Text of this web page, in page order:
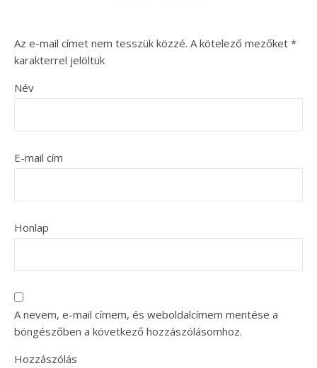
Az e-mail címet nem tesszük közzé. A kötelező mezőket *
karakterrel jelöltük
Név
E-mail cím
Honlap
A nevem, e-mail címem, és weboldalcímem mentése a
böngészőben a következő hozzászólásomhoz.
Hozzászólás